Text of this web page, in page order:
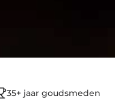
35+ jaar goudsmeden